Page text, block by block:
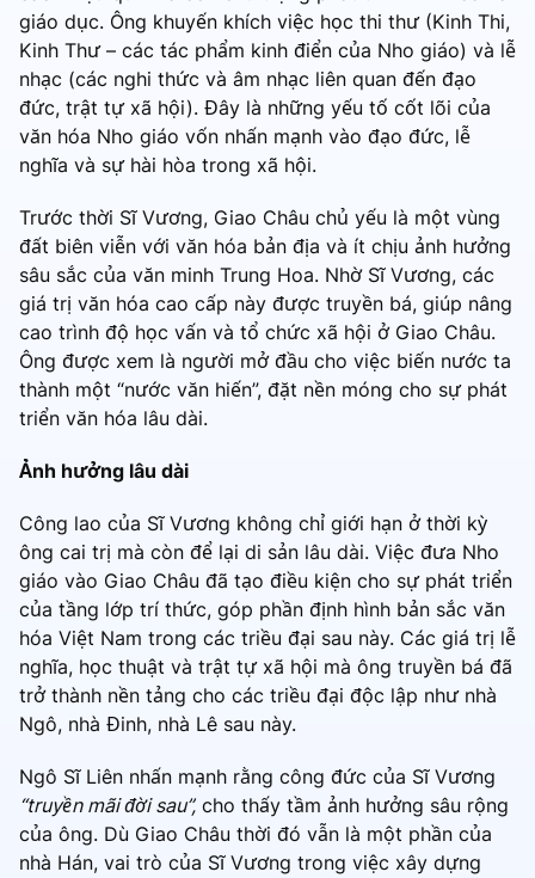
giáo dục. Ông khuyến khích việc học thi thư (Kinh Thi,
Kinh Thư – các tác phẩm kinh điển của Nho giáo) và lễ
nhạc (các nghi thức và âm nhạc liên quan đến đạo
đức, trật tự xã hội). Đây là những yếu tố cốt lõi của
văn hóa Nho giáo vốn nhấn mạnh vào đạo đức, lễ
nghĩa và sự hài hòa trong xã hội.
Trước thời Sĩ Vương, Giao Châu chủ yếu là một vùng
đất biên viễn với văn hóa bản địa và ít chịu ảnh hưởng
sâu sắc của văn minh Trung Hoa. Nhờ Sĩ Vương, các
giá trị văn hóa cao cấp này được truyền bá, giúp nâng
cao trình độ học vấn và tổ chức xã hội ở Giao Châu.
Ông được xem là người mở đầu cho việc biến nước ta
thành một “nước văn hiến”, đặt nền móng cho sự phát
triển văn hóa lâu dài.
Ảnh hưởng lâu dài
Công lao của Sĩ Vương không chỉ giới hạn ở thời kỳ
ông cai trị mà còn để lại di sản lâu dài. Việc đưa Nho
giáo vào Giao Châu đã tạo điều kiện cho sự phát triển
của tầng lớp trí thức, góp phần định hình bản sắc văn
hóa Việt Nam trong các triều đại sau này. Các giá trị lễ
nghĩa, học thuật và trật tự xã hội mà ông truyền bá đã
trở thành nền tảng cho các triều đại độc lập như nhà
Ngô, nhà Đinh, nhà Lê sau này.
Ngô Sĩ Liên nhấn mạnh rằng công đức của Sĩ Vương
“truyền mãi đời sau”, cho thấy tầm ảnh hưởng sâu rộng
của ông. Dù Giao Châu thời đó vẫn là một phần của
nhà Hán, vai trò của Sĩ Vương trong việc xây dựng